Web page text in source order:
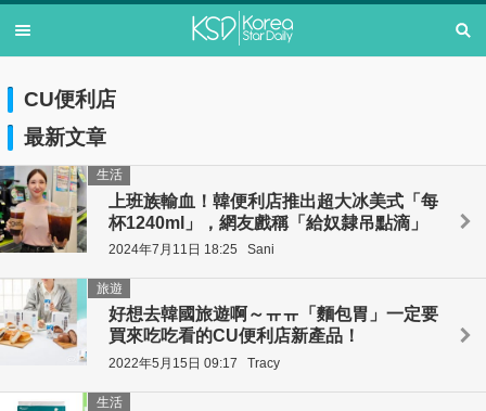
CU便利店
最新文章
上班族輸血！韓便利店推出超大冰美式「每
杯1240ml」，網友戲稱「給奴隸吊點滴」
生活
2024年7月11日 18:25 Sani
好想去韓國旅遊啊～ㅠㅠ「麵包胃」一定要
買來吃吃看的CU便利店新產品！
旅遊
2022年5月15日 09:17 Tracy
生活